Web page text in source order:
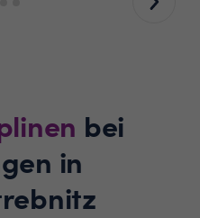
bei
in